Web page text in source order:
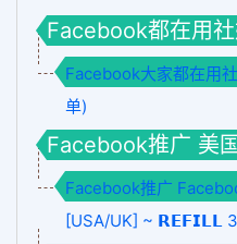
Facebook都在用
Facebook大家都在用
单)
Facebook推广 美
Facebook推广
[USA/UK] ~ 𝗥𝗘𝗙𝗜𝗟𝗟